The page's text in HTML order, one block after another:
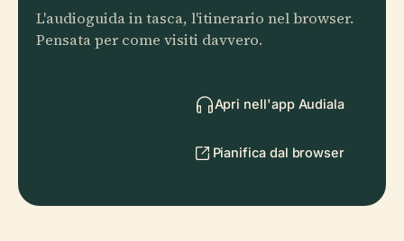
L'audioguida in tasca, l'itinerario nel browser.
Pensata per come visiti davvero.
Apri nell'app Audiala
Pianifica dal browser